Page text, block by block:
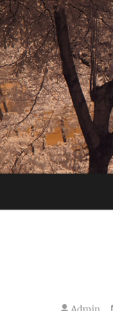
Skip
to
content